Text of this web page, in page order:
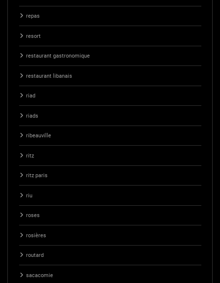
repas
resort
restaurant gastronomique
restaurant libanais
riad
riads
ribeauville
ritz
ritz paris
riu
roses
rosières
routard
sacacomie